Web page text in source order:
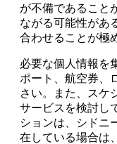
が不備であること
ながる可能性があ
合わせることが極
必要な個人情報を
ポート、航空券、
さい。また、スケ
サービスを検討し
ションは、シドニ
在している場合は